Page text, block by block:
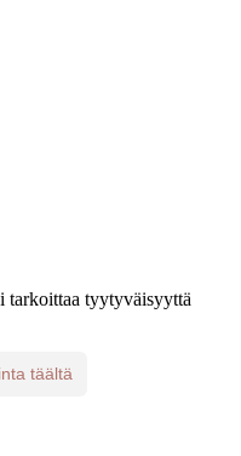
tarkoittaa tyytyväisyyttä
täältä